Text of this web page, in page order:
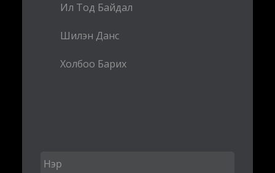
Ил Тод Байдал
Шилэн Данс
Холбоо Барих